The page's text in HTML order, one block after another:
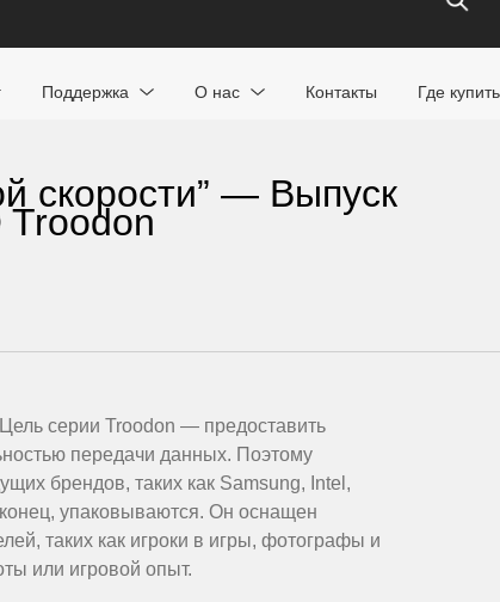
Поддержка О нас Контакты Где купить
скорости” — Выпуск
Troodon
серии Troodon — предоставить
передачи данных. Поэтому
брендов, таких как Samsung, Intel,
упаковываются. Он оснащен
таких как игроки в игры, фотографы и
или игровой опыт.